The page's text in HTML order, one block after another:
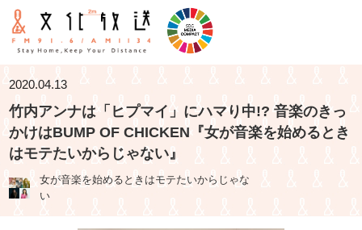
2020.04.13
竹内アンナは「ヒプマイ」にハマり中!? 音楽のきっ
かけはBUMP OF CHICKEN『女が音楽を始めるとき
はモテたいからじゃない』
女が音楽を始めるときはモテたいからじゃな
い